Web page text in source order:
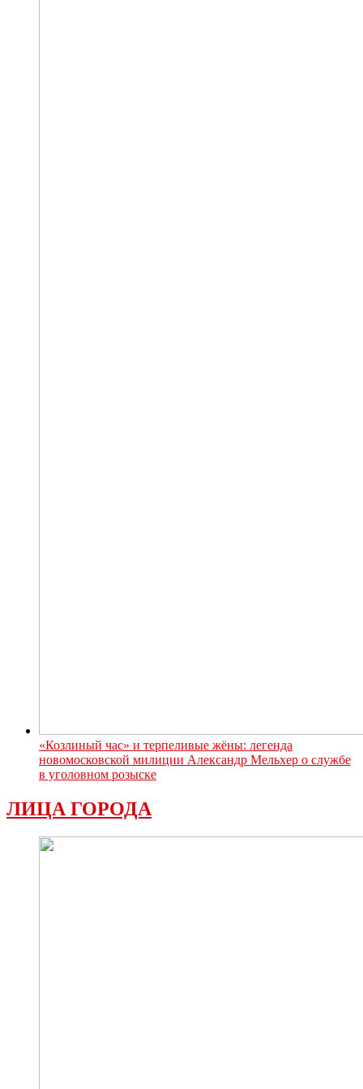
«Козлиный час» и терпеливые жёны: легенда
новомосковской милиции Александр Мельхер о службе
в уголовном розыске
ЛИЦА ГОРОДА